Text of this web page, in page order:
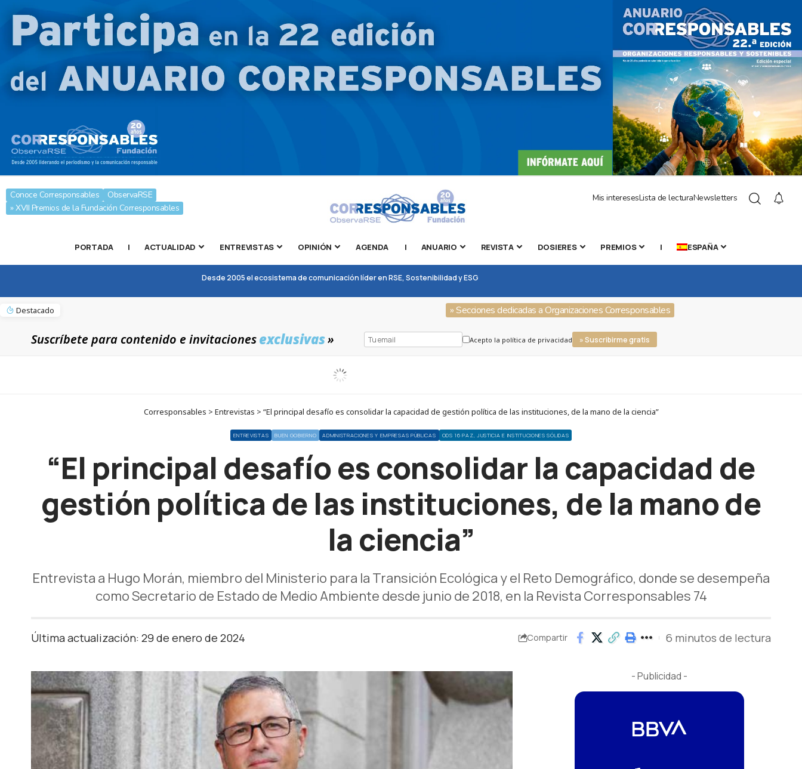
Conoce Corresponsables
ObservaRSE
» XVII Premios de la Fundación Corresponsables
Mis interesesLista de lecturaNewsletters
PORTADA | ACTUALIDAD ENTREVISTAS OPINIÓN AGENDA | ANUARIO REVISTA DOSIERES PREMIOS | ESPAÑA
Desde 2005 el ecosistema de comunicación líder en RSE, Sostenibilidad y ESG
Destacado » Secciones dedicadas a Organizaciones Corresponsables
Suscríbete para contenido e invitacionesexclusivas» Acepto la política de privacidad » Suscribirme gratis
Corresponsables > Entrevistas > “El principal desafío es consolidar la capacidad de gestión política de las instituciones, de la mano de la ciencia”
ENTREVISTAS BUEN GOBIERNO ADMINISTRACIONES Y EMPRESAS PÚBLICAS ODS 16 PAZ, JUSTICIA E INSTITUCIONES SÓLIDAS
“El principal desafío es consolidar la capacidad de
gestión política de las instituciones, de la mano de
la ciencia”
Entrevista a Hugo Morán, miembro del Ministerio para la Transición Ecológica y el Reto Demográfico, donde se desempeña
como Secretario de Estado de Medio Ambiente desde junio de 2018, en la Revista Corresponsables 74
Última actualización: 29 de enero de 2024 Compartir 6 minutos de lectura
- Publicidad -